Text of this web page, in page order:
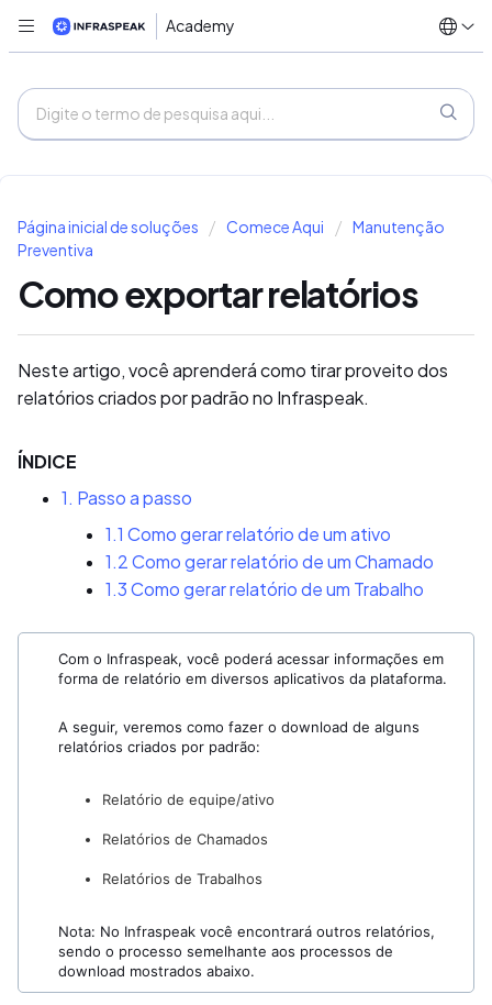
Academy
Página inicial de soluções Comece Aqui
Manutenção
Preventiva
Como exportar relatórios
Neste artigo, você aprenderá como tirar proveito dos
relatórios criados por padrão no Infraspeak.
ÍNDICE
1. Passo a passo
1.1 Como gerar relatório de um ativo
1.2 Como gerar relatório de um Chamado
1.3 Como gerar relatório de um Trabalho
Com o Infraspeak, você poderá acessar informações em
forma de relatório em diversos aplicativos da plataforma.
A seguir, veremos como fazer o download de alguns
relatórios criados por padrão:
Relatório de equipe/ativo
Relatórios de Chamados
Relatórios de Trabalhos
Nota: No Infraspeak você encontrará outros relatórios,
sendo o processo semelhante aos processos de
download mostrados abaixo.